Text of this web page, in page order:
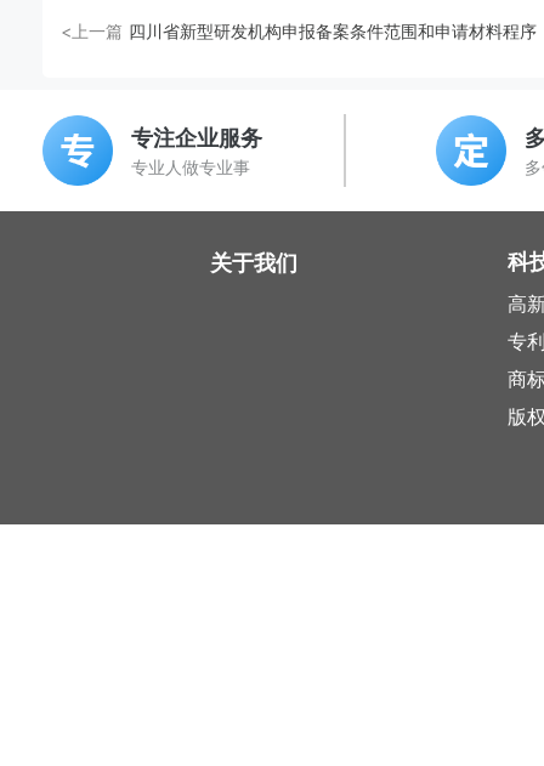
<上一篇 四川省新型研发机构申报备案条件范围和申请材料程序
专注企业服务
专业人做专业事
关于我们 科
高
专
商
版